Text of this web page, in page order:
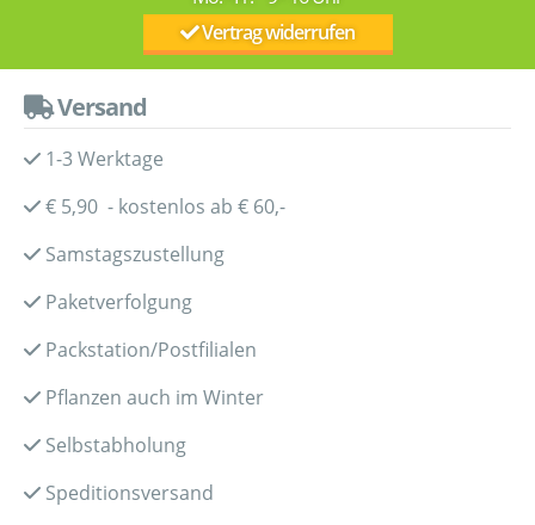
Vertrag widerrufen
Versand
1-3 Werktage
€ 5,90 - kostenlos ab € 60,-
Samstagszustellung
Paketverfolgung
Packstation/Postfilialen
Pflanzen auch im Winter
Selbstabholung
Speditionsversand